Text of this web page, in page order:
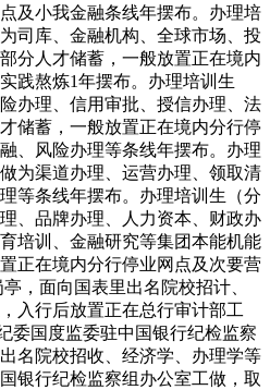
及小我金融条线年摆布。办理培
司库、金融机构、全球市场、投
分人才储蓄，一般放置正在境内
践熬炼1年摆布。办理培训生
办理、信用审批、授信办理、法
储蓄，一般放置正在境内分行停
、风险办理等条线年摆布。办理
为渠道办理、运营办理、领取清
等条线年摆布。办理培训生（分
、品牌办理、人力资本、财政办
培训、金融研究等集团本能机能
正在境内分行停业网点及次要营
，面向国表里出名院校招计、
入行后放置正在总行审计部工
委国度监委驻中国银行纪检监察
名院校招收、经济学、办理学等
银行纪检监察组办公室工做，取